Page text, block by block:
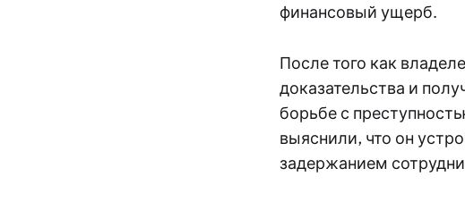
финансовый ущерб.
После того как
доказательства и
борьбе с
выяснили, что он
задержанием